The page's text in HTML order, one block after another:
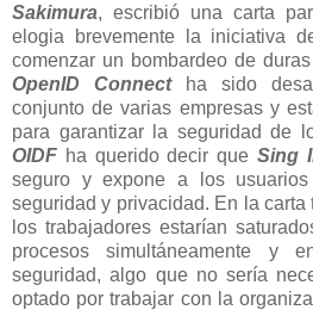
Sakimura, escribió una carta
elogia brevemente la iniciativa
comenzar un bombardeo de
OpenID Connectha sido
conjunto de varias empresas y
para garantizar la seguridad de
OIDF ha querido decir queSing
seguro y expone a los
seguridad y privacidad. En la
los trabajadores estarían
procesos simultáneamente y
seguridad, algo que no sería
optado por trabajar con la